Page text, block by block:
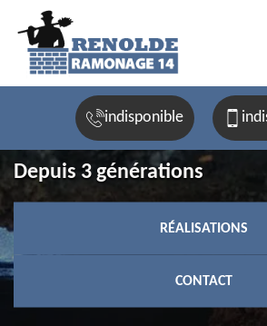
indisponible
Depuis 3 générations
RÉALISATIONS
CONTACT